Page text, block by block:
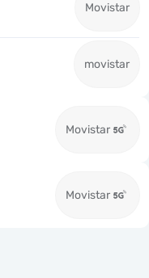
Movistar
movistar
Movistar
Movistar